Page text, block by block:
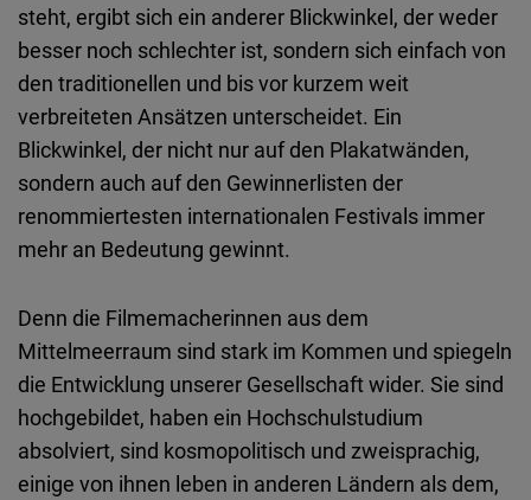
steht, ergibt sich ein anderer Blickwinkel, der weder
besser noch schlechter ist, sondern sich einfach von
den traditionellen und bis vor kurzem weit
verbreiteten Ansätzen unterscheidet. Ein
Blickwinkel, der nicht nur auf den Plakatwänden,
sondern auch auf den Gewinnerlisten der
renommiertesten internationalen Festivals immer
mehr an Bedeutung gewinnt.
Denn die Filmemacherinnen aus dem
Mittelmeerraum sind stark im Kommen und spiegeln
die Entwicklung unserer Gesellschaft wider. Sie sind
hochgebildet, haben ein Hochschulstudium
absolviert, sind kosmopolitisch und zweisprachig,
einige von ihnen leben in anderen Ländern als dem,